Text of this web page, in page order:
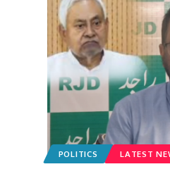
POLITICS LATEST